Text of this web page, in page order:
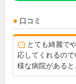
口コミ
とても綺麗で
応してくれるの
様な病院があると...